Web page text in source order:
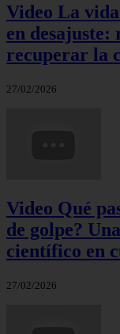
Video La
en
recuperar la
27/02/2026
Video Qué
de golpe?
científico en
27/02/2026